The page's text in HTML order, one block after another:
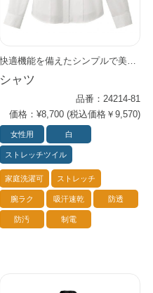
快適機能を備えたシンプルで美しいシャツシリーズ。 ベストやジャケットのインナーにも最適。
シャツ
品番：24214-81
価格：¥8,700 (税込価格￥9,570)
女性用 白
ストレッチツイル
家庭洗濯可 ストレッチ
腕ラク 吸汗速乾 防透
防汚 制電